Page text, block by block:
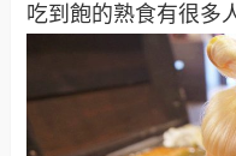
吃到飽的熟食有很多